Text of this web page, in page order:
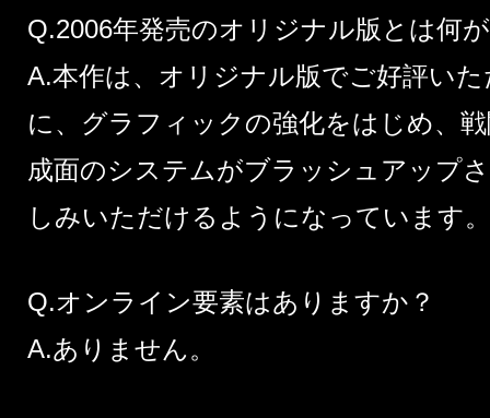
Q.2006年発売のオリジナル版とは何
A.本作は、オリジナル版でご好評い
に、グラフィックの強化をはじめ、
成面のシステムがブラッシュアップ
しみいただけるようになっています。
Q.オンライン要素はありますか？
A.ありません。